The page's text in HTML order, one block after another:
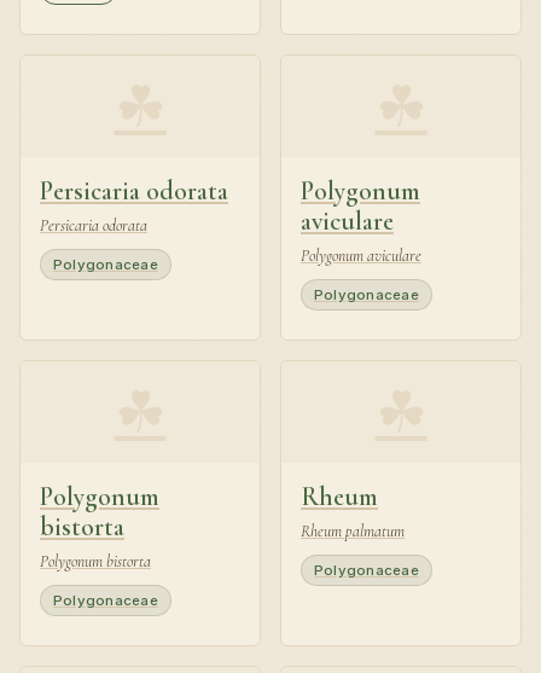
Persicaria odorata
Persicaria odorata
Polygonaceae
Polygonum
aviculare
Polygonum aviculare
Polygonaceae
Polygonum
bistorta
Polygonum bistorta
Polygonaceae
Rheum
Rheum palmatum
Polygonaceae